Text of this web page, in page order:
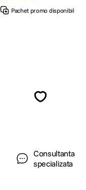
Pachet promo disponibil
Consultanta
specializata